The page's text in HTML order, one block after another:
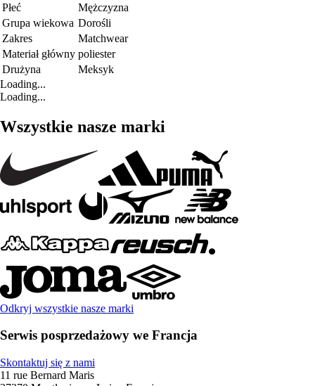
Płeć
Mężczyzna
Grupa wiekowa Dorośli
Zakres
Matchwear
Materiał główny poliester
Drużyna
Meksyk
Loading...
Loading...
Wszystkie nasze marki
Odkryj wszystkie nasze marki
Serwis posprzedażowy we Francja
Skontaktuj się z nami
11 rue Bernard Maris